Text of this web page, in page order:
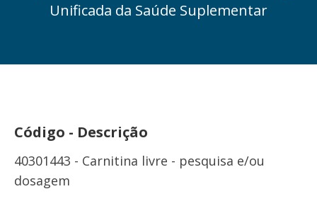
Unificada da Saúde Suplementar
Código - Descrição
40301443 - Carnitina livre - pesquisa e/ou
dosagem